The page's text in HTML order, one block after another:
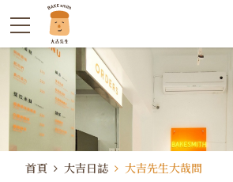
首頁 大吉日誌 大吉先生大哉問